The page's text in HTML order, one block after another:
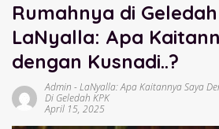
Rumahnya di Geledah
LaNyalla: Apa
dengan Kusnadi..?
Admin -LaNyalla: Apa Kaitannya Saya
Di Geledah KPK
April 15, 2025